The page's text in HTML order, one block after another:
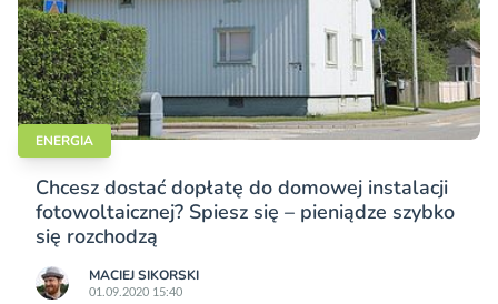
ENERGIA
Chcesz dostać dopłatę do domowej instalacji
fotowoltaicznej? Spiesz się – pieniądze szybko
się rozchodzą
MACIEJ SIKORSKI
01.09.2020 15:40